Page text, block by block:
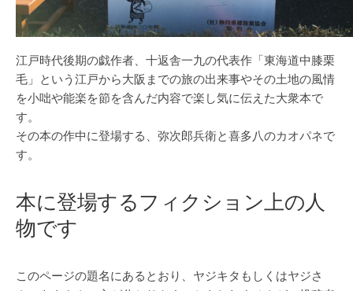
江戸時代後期の戯作者、十返舎一九の代表作「東海道中膝栗
毛」という江戸から大阪までの旅の出来事やその土地の風情
を小咄や能楽を節を含んだ内容で楽し気に伝えた大衆本で
す。
その本の作中に登場する、弥次郎兵衛と喜多八のカオパネで
す。
本に登場するフィクション上の人
物です
このページの題名にあるとおり、ヤジキタもしくはヤジさ